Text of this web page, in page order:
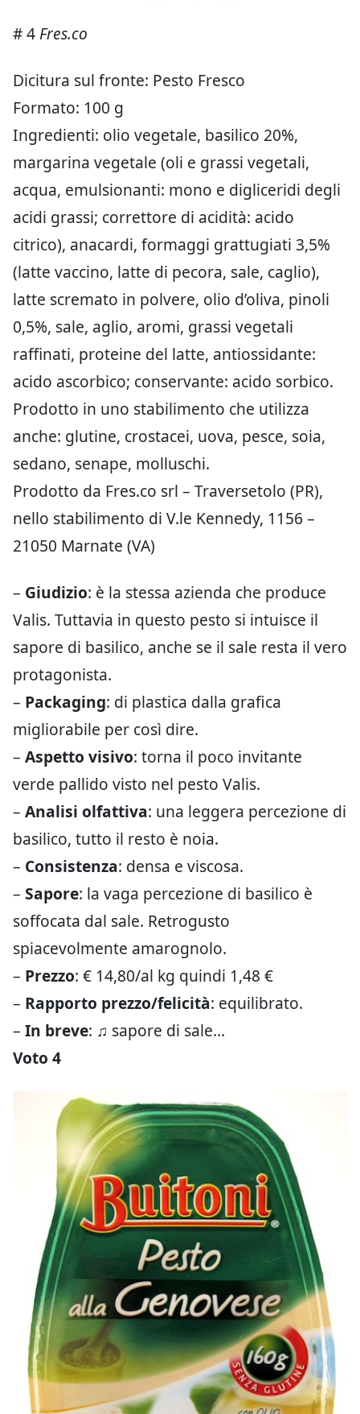
# 4Fres.co
Dicitura sul fronte: Pesto Fresco
Formato: 100 g
Ingredienti: olio vegetale, basilico 20%,
margarina vegetale (oli e grassi vegetali,
acqua, emulsionanti: mono e digliceridi degli
acidi grassi; correttore di acidità: acido
citrico), anacardi, formaggi grattugiati 3,5%
(latte vaccino, latte di pecora, sale, caglio),
latte scremato in polvere, olio d’oliva, pinoli
0,5%, sale, aglio, aromi, grassi vegetali
raffinati, proteine del latte, antiossidante:
acido ascorbico; conservante: acido sorbico.
Prodotto in uno stabilimento che utilizza
anche: glutine, crostacei, uova, pesce, soia,
sedano, senape, molluschi.
Prodotto da Fres.co srl – Traversetolo (PR),
nello stabilimento di V.le Kennedy, 1156 –
21050 Marnate (VA)
– Giudizio: è la stessa azienda che produce
Valis. Tuttavia in questo pesto si intuisce il
sapore di basilico, anche se il sale resta il vero
protagonista.
– Packaging: di plastica dalla grafica
migliorabile per così dire.
– Aspetto visivo: torna il poco invitante
verde pallido visto nel pesto Valis.
– Analisi olfattiva: una leggera percezione di
basilico, tutto il resto è noia.
– Consistenza: densa e viscosa.
– Sapore: la vaga percezione di basilico è
soffocata dal sale. Retrogusto
spiacevolmente amarognolo.
– Prezzo: € 14,80/al kg quindi 1,48 €
– Rapporto prezzo/felicità: equilibrato.
– In breve: ♫ sapore di sale…
Voto 4